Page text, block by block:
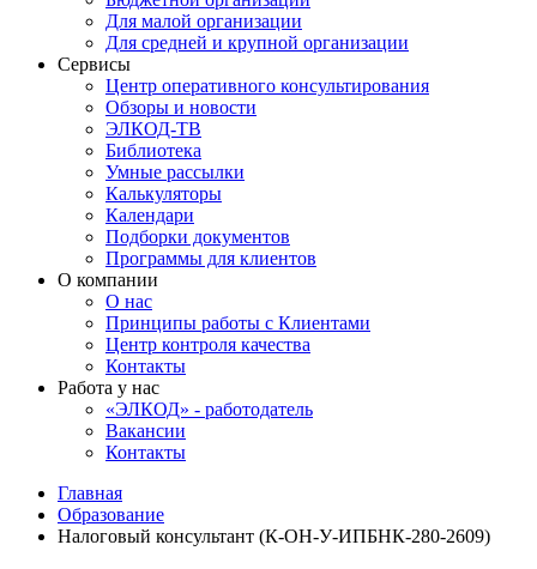
Для малой организации
Для средней и крупной организации
Сервисы
Центр оперативного консультирования
Обзоры и новости
ЭЛКОД-ТВ
Библиотека
Умные рассылки
Калькуляторы
Календари
Подборки документов
Программы для клиентов
О компании
О нас
Принципы работы с Клиентами
Центр контроля качества
Контакты
Работа у нас
«ЭЛКОД» - работодатель
Вакансии
Контакты
Главная
Образование
Налоговый консультант (К-ОН-У-ИПБНК-280-2609)